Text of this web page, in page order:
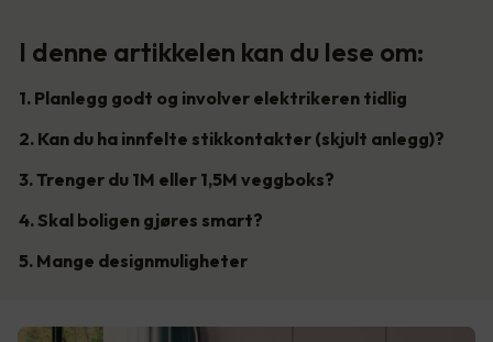
I denne artikkelen kan du lese om:
1. Planlegg godt og involver elektrikeren tidlig
2. Kan du ha innfelte stikkontakter (skjult anlegg)?
3. Trenger du 1M eller 1,5M veggboks?
4. Skal boligen gjøres smart?
5. Mange designmuligheter